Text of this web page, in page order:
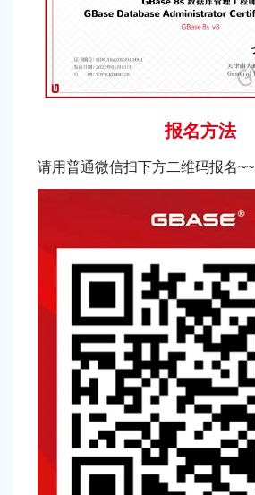
报名方法
请用普通微信扫下方二维码报名~~